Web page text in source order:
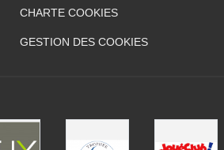
CHARTE COOKIES
GESTION DES COOKIES